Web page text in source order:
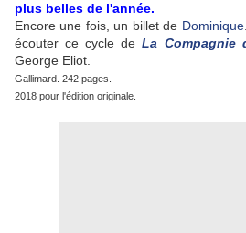
plus belles de l'année.
Encore une fois, un billet de Dominique
écouter ce cycle deLa Compagnie
George Eliot.
Gallimard. 242 pages.
2018 pour l'édition originale.